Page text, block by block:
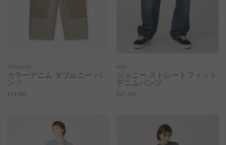
INSCRIRE
カラーデニム ダブルニー パ
ンツ
¥53,900
RHC
ジョニー ストレートフィット
デニムパンツ
¥47,300